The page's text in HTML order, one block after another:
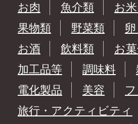
お肉
魚介類
お
果物類
野菜類
お酒
飲料類 お
加工品等
調味料
電化製品
美容
旅行・アクティビティ